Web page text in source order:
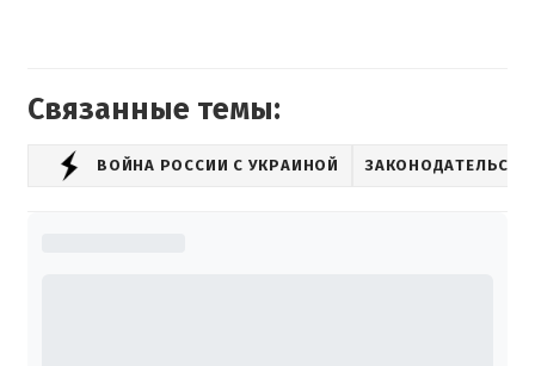
Связанные темы:
ВОЙНА РОССИИ С УКРАИНОЙ